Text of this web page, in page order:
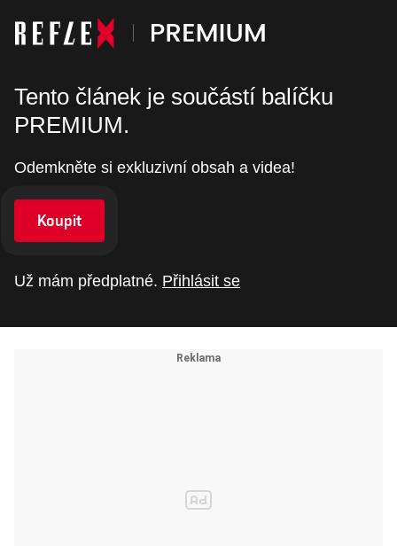
Tento článek je součástí balíčku
PREMIUM.
Odemkněte si exkluzivní obsah a videa!
Koupit
Už mám předplatné. Přihlásit se